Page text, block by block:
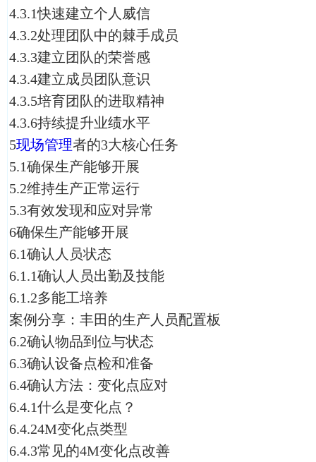
4.3.1快速建立个人威信
4.3.2处理团队中的棘手成员
4.3.3建立团队的荣誉感
4.3.4建立成员团队意识
4.3.5培育团队的进取精神
4.3.6持续提升业绩水平
5现场管理者的3大核心任务
5.1确保生产能够开展
5.2维持生产正常运行
5.3有效发现和应对异常
6确保生产能够开展
6.1确认人员状态
6.1.1确认人员出勤及技能
6.1.2多能工培养
案例分享：丰田的生产人员配置板
6.2确认物品到位与状态
6.3确认设备点检和准备
6.4确认方法：变化点应对
6.4.1什么是变化点？
6.4.24M变化点类型
6.4.3常见的4M变化点改善